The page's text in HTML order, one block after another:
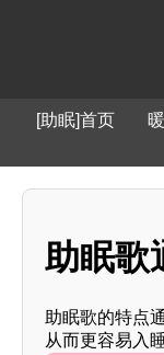
[助眠]首页
助眠歌
助眠歌的特点
从而更容易入睡